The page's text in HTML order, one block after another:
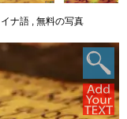
ナ語 , 無料の写真